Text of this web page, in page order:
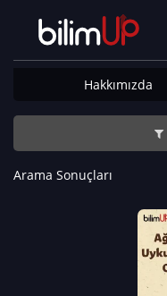
Hakkımızda
Arama Sonuçları